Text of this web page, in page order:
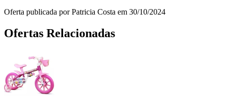
Oferta publicada por Patricia Costa em 30/10/2024
Ofertas Relacionadas